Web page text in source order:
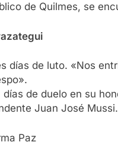
de Quilmes, se
días de luto. «Nos
de duelo en su
Juan José Mussi.
Paz